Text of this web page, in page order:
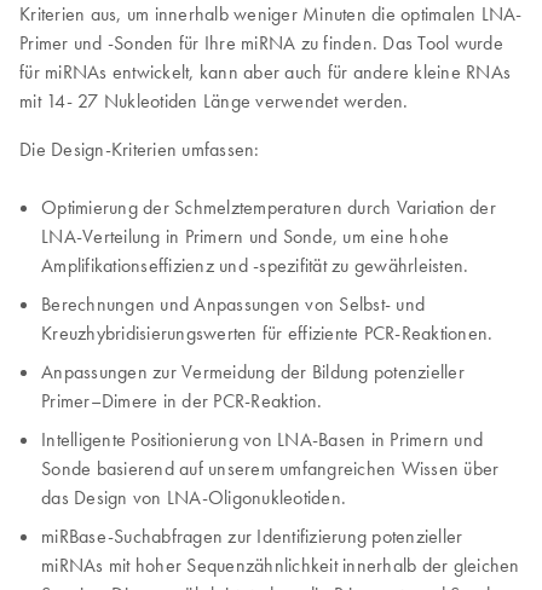
Kriterien aus, um innerhalb weniger Minuten die optimalen LNA-
Primer und -Sonden für Ihre miRNA zu finden. Das Tool wurde
für miRNAs entwickelt, kann aber auch für andere kleine RNAs
mit 14- 27 Nukleotiden Länge verwendet werden.
Die Design-Kriterien umfassen:
Optimierung der Schmelztemperaturen durch Variation der
LNA-Verteilung in Primern und Sonde, um eine hohe
Amplifikationseffizienz und -spezifität zu gewährleisten.
Berechnungen und Anpassungen von Selbst- und
Kreuzhybridisierungswerten für effiziente PCR-Reaktionen.
Anpassungen zur Vermeidung der Bildung potenzieller
Primer–Dimere in der PCR-Reaktion.
Intelligente Positionierung von LNA-Basen in Primern und
Sonde basierend auf unserem umfangreichen Wissen über
das Design von LNA-Oligonukleotiden.
miRBase-Suchabfragen zur Identifizierung potenzieller
miRNAs mit hoher Sequenzähnlichkeit innerhalb der gleichen